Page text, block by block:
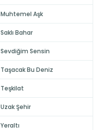
Muhtemel Aşk
Saklı Bahar
Sevdiğim Sensin
Taşacak Bu Deniz
Teşkilat
Uzak Şehir
Yeraltı